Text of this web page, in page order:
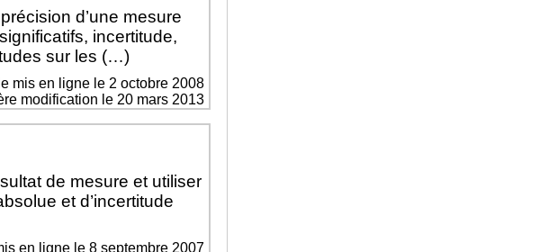
d’une mesure
incertitude,
sur les (…)
mis en ligne le2 octobre 2008
modification le 20 mars 2013
de mesure et utiliser
et d’incertitude
en ligne le8 septembre 2007